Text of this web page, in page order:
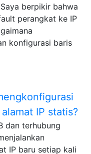
berpikir bahwa
perangkat ke IP
konfigurasi baris
IP statis?
dan terhubung
IP baru setiap kali